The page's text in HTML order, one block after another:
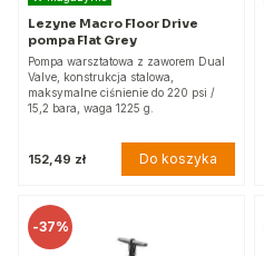
Lezyne Macro Floor Drive
pompa Flat Grey
Pompa warsztatowa z zaworem Dual
Valve, konstrukcja stalowa,
maksymalne ciśnienie do 220 psi /
15,2 bara, waga 1225 g.
152,49 zł Do koszyka
-37%